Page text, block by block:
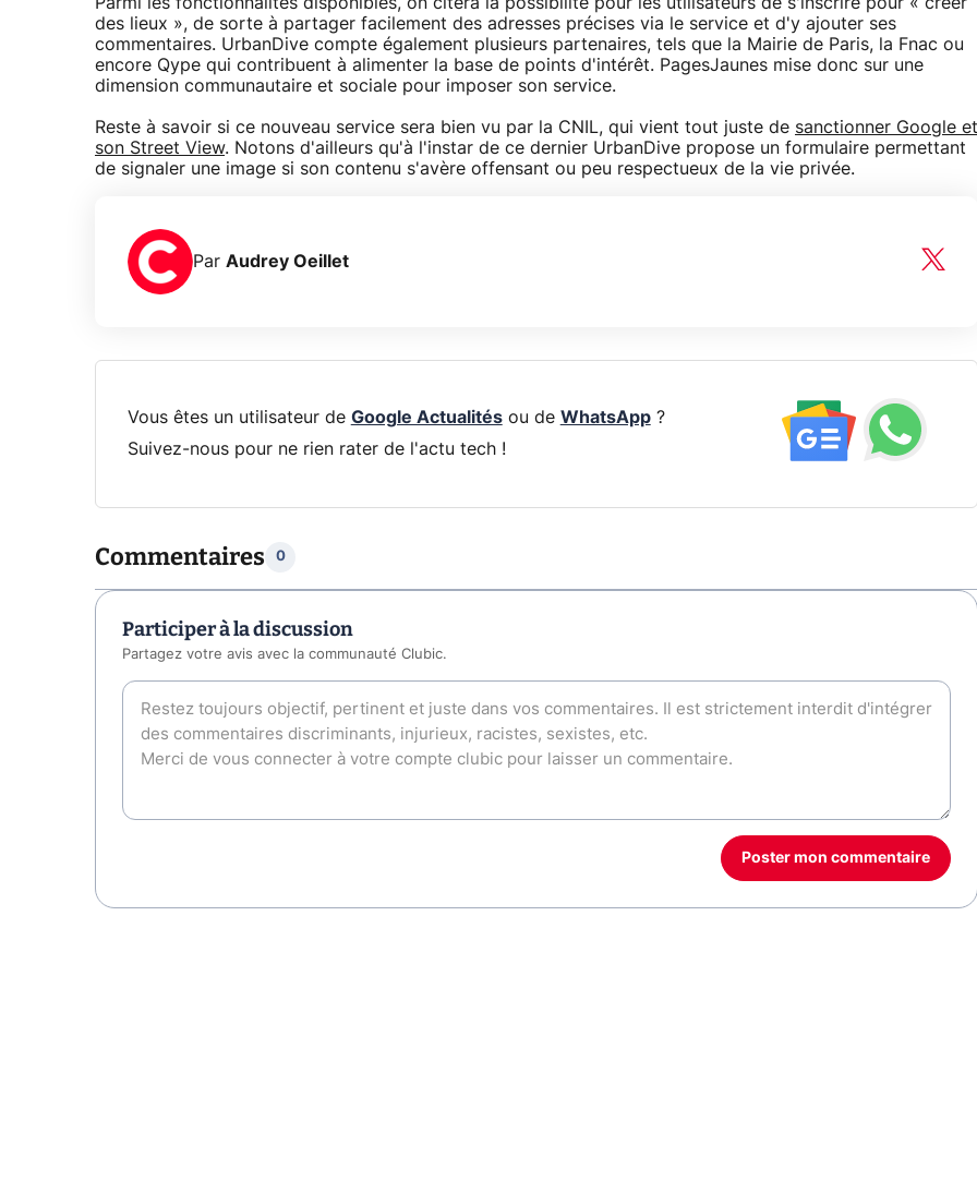
des lieux », de sorte à partager facilement des adresses précises via le service et d'y ajouter ses
commentaires. UrbanDive compte également plusieurs partenaires, tels que la Mairie de Paris, la Fnac ou
encore Qype qui contribuent à alimenter la base de points d'intérêt. PagesJaunes mise donc sur une
dimension communautaire et sociale pour imposer son service.
Reste à savoir si ce nouveau service sera bien vu par la CNIL, qui vient tout juste de sanctionner Google et
son Street View. Notons d'ailleurs qu'à l'instar de ce dernier UrbanDive propose un formulaire permettant
de signaler une image si son contenu s'avère offensant ou peu respectueux de la vie privée.
Par Audrey Oeillet
Vous êtes un utilisateur de Google Actualitésou de WhatsApp?
Suivez-nous pour ne rien rater de l'actu tech !
Commentaires 0
Participer à la discussion
Partagez votre avis avec la communauté Clubic.
Poster mon commentaire